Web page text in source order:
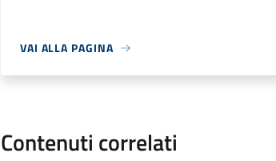
VAI ALLA PAGINA
Contenuti correlati